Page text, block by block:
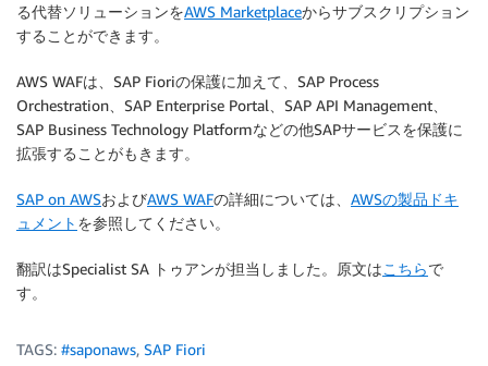
る代替ソリューションをAWS Marketplaceからサブスクリプション
することができます。
AWS WAFは、SAP Fioriの保護に加えて、SAP Process
Orchestration、SAP Enterprise Portal、SAP API Management、
SAP Business Technology Platformなどの他SAPサービスを保護に
拡張することがもきます。
SAP on AWSおよびAWS WAFの詳細については、 AWSの製品ドキ
ュメント を参照してください。
翻訳はSpecialist SA トゥアンが担当しました。原文はこちらで
す。
TAGS: #saponaws, SAP Fiori